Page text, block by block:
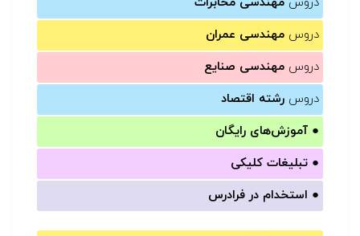
دروس مهندسی عمران
دروس مهندسی صنایع
دروس رشته اقتصاد
● آموزش‌های رایگان
● تبلیغات کلیکی
● استخدام در فرادرس